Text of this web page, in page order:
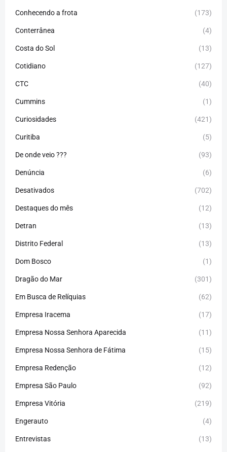
Conhecendo a frota (173)
Conterrânea (4)
Costa do Sol (13)
Cotidiano (127)
CTC (40)
Cummins (1)
Curiosidades (421)
Curitiba (5)
De onde veio ??? (93)
Denúncia (6)
Desativados (702)
Destaques do mês (12)
Detran (13)
Distrito Federal (13)
Dom Bosco (1)
Dragão do Mar (301)
Em Busca de Relíquias (62)
Empresa Iracema (17)
Empresa Nossa Senhora Aparecida (11)
Empresa Nossa Senhora de Fátima (15)
Empresa Redenção (12)
Empresa São Paulo (92)
Empresa Vitória (219)
Engerauto (4)
Entrevistas (13)